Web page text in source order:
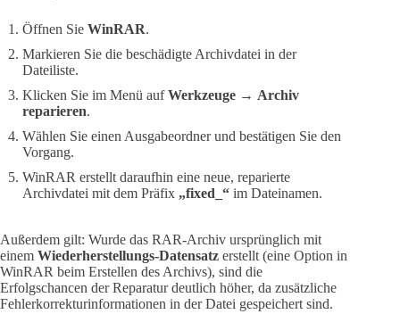
Öffnen Sie WinRAR.
Markieren Sie die beschädigte Archivdatei in der
Dateiliste.
Klicken Sie im Menü aufWerkzeuge → Archiv
reparieren.
Wählen Sie einen Ausgabeordner und bestätigen Sie den
Vorgang.
WinRAR erstellt daraufhin eine neue, reparierte
Archivdatei mit dem Präfix „fixed_“ im Dateinamen.
Außerdem gilt: Wurde das RAR-Archiv ursprünglich mit
einem Wiederherstellungs-Datensatz erstellt (eine Option in
WinRAR beim Erstellen des Archivs), sind die
Erfolgschancen der Reparatur deutlich höher, da zusätzliche
Fehlerkorrekturinformationen in der Datei gespeichert sind.